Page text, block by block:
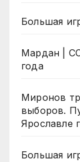
Большая
Мардан |
года
Миронов
выборов.
Ярославле
Большая